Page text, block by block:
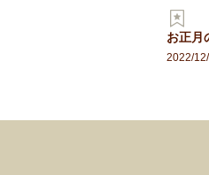
お正月
2022/